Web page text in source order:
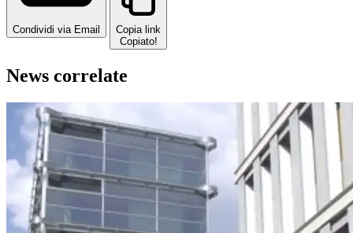
Condividi via Email
Copia link
Copiato!
News correlate